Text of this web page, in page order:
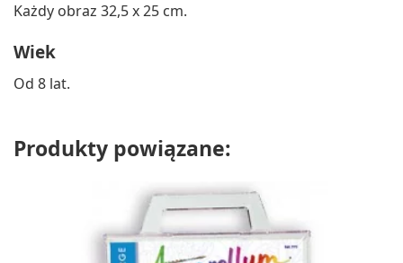
Każdy obraz 32,5 x 25 cm.
Wiek
Od 8 lat.
Produkty powiązane: